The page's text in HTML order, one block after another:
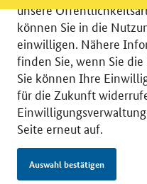
© 2026
RSS
Benutzerhinweise
Impressum
Einwilligungsverwaltung
unsere
können Sie in die
einwilligen. Nähere
finden Sie, wenn Sie
Sie können Ihre
für die Zukunft
Seite erneut auf.
Auswahl bestätigen